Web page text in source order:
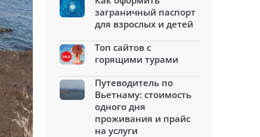
заграничный паспорт
для взрослых и детей
Топ сайтов с
горящими турами
Путеводитель по
Вьетнаму: стоимость
одного дня
проживания и прайс
на услуги